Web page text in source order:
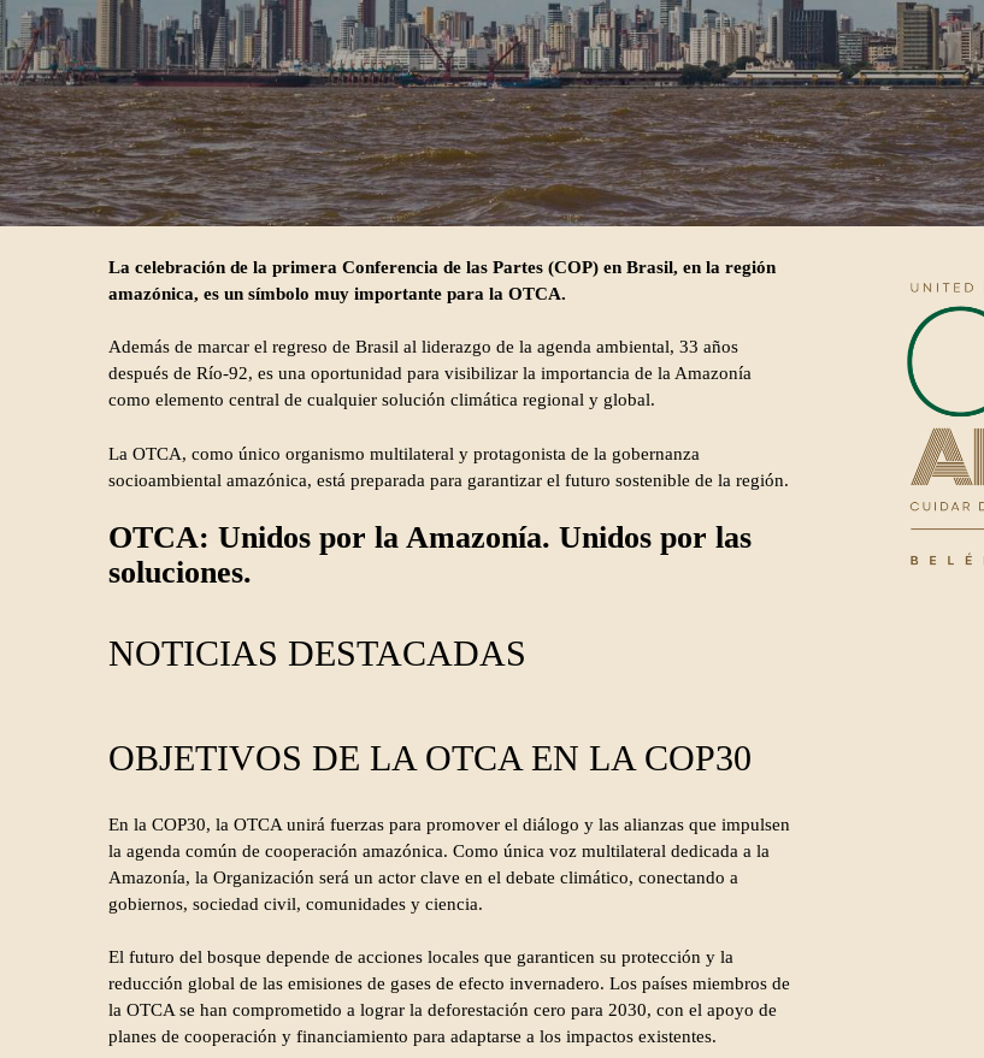
La celebración de la primera Conferencia de las Partes (COP) en Brasil, en la región
amazónica, es un símbolo muy importante para la OTCA.
Además de marcar el regreso de Brasil al liderazgo de la agenda ambiental, 33 años
después de Río-92, es una oportunidad para visibilizar la importancia de la Amazonía
como elemento central de cualquier solución climática regional y global.
La OTCA, como único organismo multilateral y protagonista de la gobernanza
socioambiental amazónica, está preparada para garantizar el futuro sostenible de la región.
OTCA: Unidos por la Amazonía. Unidos por las
soluciones.
NOTICIAS DESTACADAS
OBJETIVOS DE LA OTCA EN LA COP30
En la COP30, la OTCA unirá fuerzas para promover el diálogo y las alianzas que impulsen
la agenda común de cooperación amazónica. Como única voz multilateral dedicada a la
Amazonía, la Organización será un actor clave en el debate climático, conectando a
gobiernos, sociedad civil, comunidades y ciencia.
El futuro del bosque depende de acciones locales que garanticen su protección y la
reducción global de las emisiones de gases de efecto invernadero. Los países miembros de
la OTCA se han comprometido a lograr la deforestación cero para 2030, con el apoyo de
planes de cooperación y financiamiento para adaptarse a los impactos existentes.